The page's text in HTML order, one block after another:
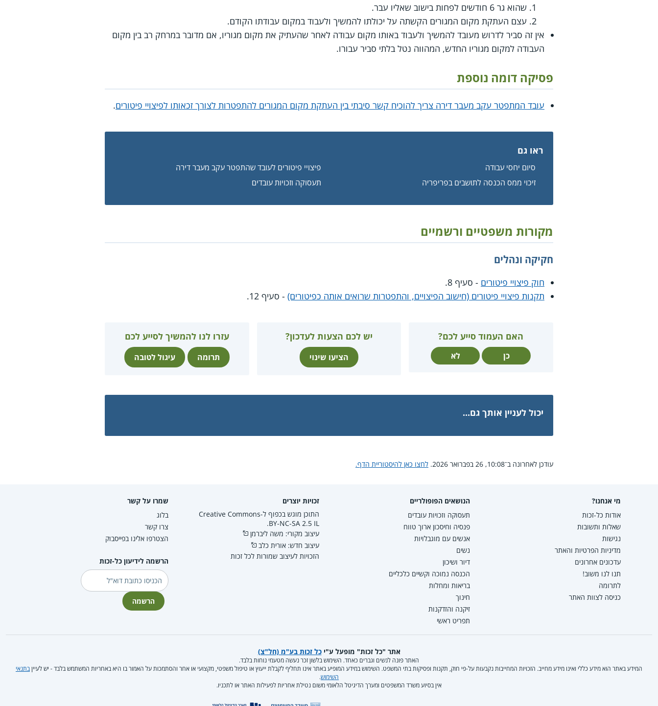
שהוא גר 6 חודשים לפחות בישוב שאליו עבר.
עצם העתקת מקום המגורים הקשתה על יכולתו להמשיך ולעבוד במקום עבודתו הקודם.
אין זה סביר לדרוש מעובד להמשיך ולעבוד באותו מקום עבודה לאחר שהעתיק את מקום מגוריו, אם מדובר במרחק רב בין מקום
העבודה למקום מגוריו החדש, המהווה נטל בלתי סביר עבורו.
פסיקה דומה נוספת
עובד המתפטר עקב מעבר דירה צריך להוכיח קשר סיבתי בין העתקת מקום המגורים להתפטרות לצורך זכאותו לפיצויי פיטורים.
ראו גם
סיום יחסי עבודה
פיצויי פיטורים לעובד שהתפטר עקב מעבר דירה
זיכוי ממס הכנסה לתושבים בפריפריה
תעסוקה וזכויות עובדים
מקורות משפטיים ורשמיים
חקיקה ונהלים
חוק פיצויי פיטורים - סעיף 8.
תקנות פיצויי פיטורים (חישוב הפיצויים, והתפטרות שרואים אותה כפיטורים) - סעיף 12.
האם העמוד סייע לכם?
כן לא
יש לכם הצעות לעדכון?
הציעו שינוי
עזרו לנו להמשיך לסייע לכם
תרומה עיגול לטובה
יכול לעניין אותך גם...
עודכן לאחרונה ב־10:08, 26 בפברואר 2026. לחצו כאן להיסטוריית הדף.
מי אנחנו?
אודות כל-זכות
שאלות ותשובות
נגישות
מדיניות הפרטיות והאתר
עדכונים אחרונים
תנו לנו משוב!
לתרומה
כניסה לצוות האתר
הנושאים הפופולריים
תעסוקה וזכויות עובדים
פנסיה וחיסכון ארוך טווח
אנשים עם מוגבלויות
נשים
דיור ושיכון
הכנסה נמוכה וקשיים כלכליים
בריאות ומחלות
חינוך
זיקנה והזדקנות
תפריט ראשי
זכויות יוצרים
התוכן מוגש בכפוף ל-Creative Commons
BY-NC-SA 2.5 IL.
עיצוב מקורי: משה ליברמן
עיצוב חדש: אורית כלב
הזכויות לעיצוב שמורות לכל זכות
שמרו על קשר
בלוג
צרו קשר
הצטרפו אלינו בפייסבוק
הרשמה לידיעון כל-זכות
דוא"ל
הרשמה
אתר "כל זכות" מופעל ע"יכל זכות בע"מ (חל"צ)
האתר פונה לנשים וגברים כאחד. השימוש בלשון זכר נעשה מטעמי נוחות בלבד.
המידע באתר הוא מידע כללי ואינו מידע מחייב. הזכויות המחייבות נקבעות על-פי חוק, תקנות ופסיקות בתי המשפט. השימוש במידע המופיע באתר אינו תחליף לקבלת ייעוץ או טיפול משפטי, מקצועי או אחר והסתמכות על האמור בו היא באחריות המשתמש בלבד - יש לעייןבתנאי
השימוש.
אין בסיוע משרד המשפטים ומערך הדיגיטל הלאומי משום נטילת אחריות לפעילות האתר או לתכניו.